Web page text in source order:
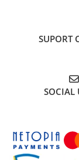
cabluri USB,
Cablu de date si
Invertoare
Sisteme de
SUPORT
SOCIAL